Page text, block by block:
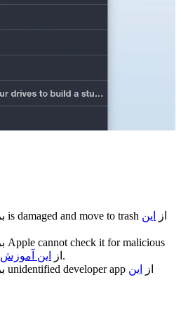
is damaged and move to trash از
این
Apple cannot check it for malicious
از این آموزش
استفاده کنید.
unidentified developer app از
این